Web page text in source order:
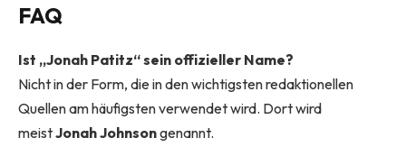
FAQ
Ist „Jonah Patitz“ sein offizieller Name?
Nicht in der Form, die in den wichtigsten redaktionellen
Quellen am häufigsten verwendet wird. Dort wird
meistJonah Johnsongenannt.